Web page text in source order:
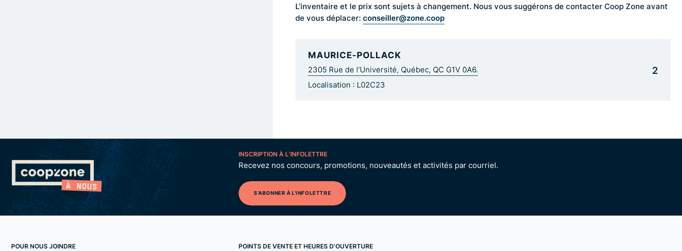
L’inventaire et le prix sont sujets à changement. Nous vous suggérons de contacter Coop Zone avant
de vous déplacer: conseiller@zone.coop
MAURICE-POLLACK
2305 Rue de l'Université, Québec, QC G1V 0A6.
Localisation : L02C23
2
INSCRIPTION À L’INFOLETTRE
Recevez nos concours, promotions, nouveautés et activités par courriel.
S'ABONNER À L'INFOLETTRE
POUR NOUS JOINDRE
POINTS DE VENTE ET HEURES D'OUVERTURE